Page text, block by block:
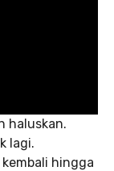
haluskan.
lagi.
hingga